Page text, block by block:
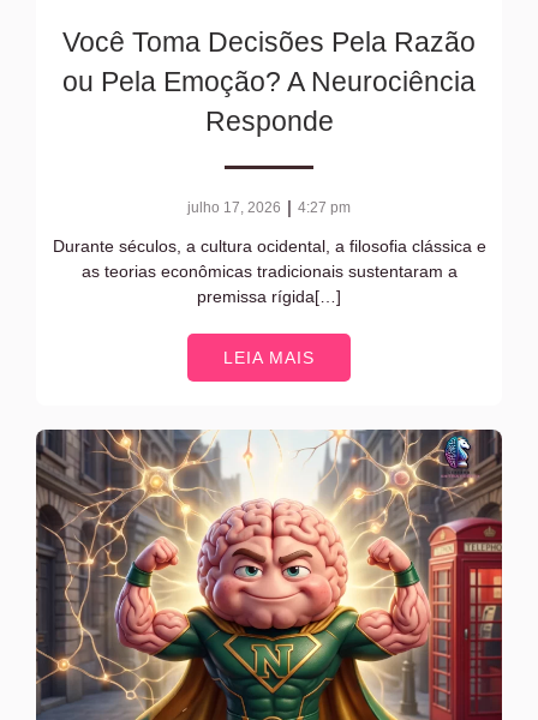
Você Toma Decisões Pela Razão
ou Pela Emoção? A Neurociência
Responde
julho 17, 2026 | 4:27 pm
Durante séculos, a cultura ocidental, a filosofia clássica e
as teorias econômicas tradicionais sustentaram a
premissa rígida[…]
LEIA MAIS